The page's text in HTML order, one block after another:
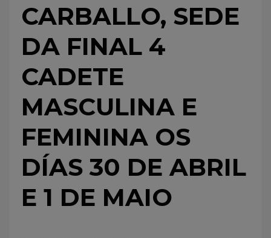
CARBALLO, SEDE
DA FINAL 4
CADETE
MASCULINA E
FEMININA OS
DÍAS 30 DE ABRIL
E 1 DE MAIO